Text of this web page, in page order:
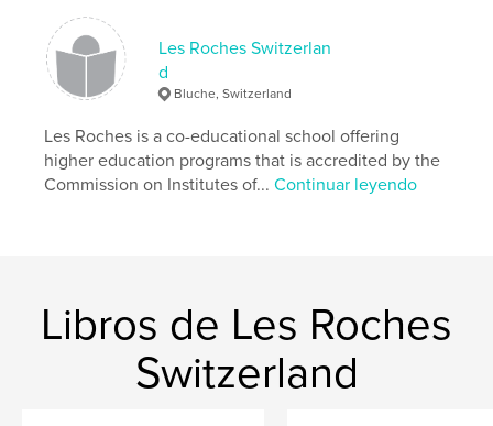
Les Roches Switzerlan
d
Bluche, Switzerland
Les Roches is a co-educational school offering
higher education programs that is accredited by the
Commission on Institutes of...Continuar leyendo
Libros de Les Roches
Switzerland